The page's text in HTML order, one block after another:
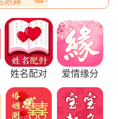
姓名配对 爱情缘分